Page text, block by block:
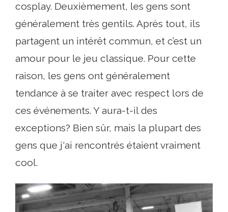
cosplay. Deuxièmement, les gens sont
généralement très gentils. Après tout, ils
partagent un intérêt commun, et c’est un
amour pour le jeu classique. Pour cette
raison, les gens ont généralement
tendance à se traiter avec respect lors de
ces événements. Y aura-t-il des
exceptions? Bien sûr, mais la plupart des
gens que j'ai rencontrés étaient vraiment
cool.